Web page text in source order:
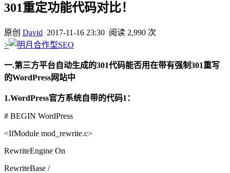
301重定功能代码对比！
原创 David 2017-11-16 23:30 阅读 2,990 次
>
一.第三方平台自动生成的301代码能否用在带有强制301重写
的WordPress网站中
1.WordPress官方系统自带的代码1：
# BEGIN WordPress
<IfModule mod_rewrite.c>
RewriteEngine On
RewriteBase /